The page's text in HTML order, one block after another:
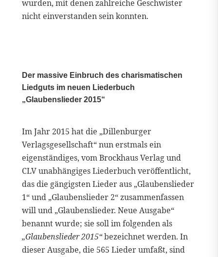
wurden, mit denen zahlreiche Geschwister
nicht einverstanden sein konnten.
Der massive Einbruch des charismatischen
Liedguts im neuen Liederbuch
„Glaubenslieder 2015“
Im Jahr 2015 hat die „Dillenburger
Verlagsgesellschaft“ nun erstmals ein
eigenständiges, vom Brockhaus Verlag und
CLV unabhängiges Liederbuch veröffentlicht,
das die gängigsten Lieder aus „Glaubenslieder
1“ und „Glaubenslieder 2“ zusammenfassen
will und „Glaubenslieder. Neue Ausgabe“
benannt wurde; sie soll im folgenden als
„Glaubenslieder 2015“bezeichnet werden. In
dieser Ausgabe, die 565 Lieder umfaßt, sind